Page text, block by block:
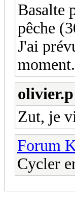
Basalte
pêche
J'ai
moment.
olivier.p
Zut, je
Forum
Cycler